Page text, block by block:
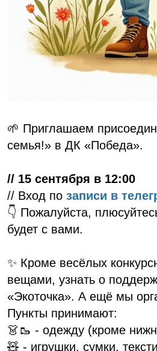
🌱 Приглашаем
семья!» в ДК «Победа».
// 15 сентября в 12:00
// Вход по записи в
👇 Пожалуйста,
будет с вами.
✨ Кроме весёлых
вещами, узнать о
«Экоточка». А ещё мы
Пункты принимают:
👗🥾 - одежду (кроме
🧸 - игрушки, сумки,